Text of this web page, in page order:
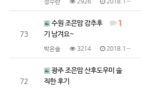
정수란 2926 2018.10.15
73
1
수원 조은맘 강추후
기 남겨요~
박은솔 3214 2018.10.08
72
광주 조은맘 산후도우미 솔
직한 후기